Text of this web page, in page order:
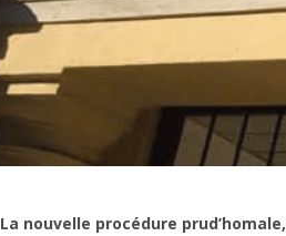
La nouvelle procédure